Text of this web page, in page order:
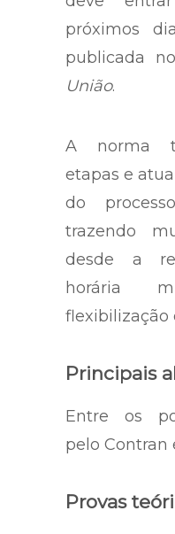
próximos
publicada
União.
A norma
etapas e
do
trazendo
desde a
horária
flexibilização
Principais
Entre os
pelo Contran
Provas